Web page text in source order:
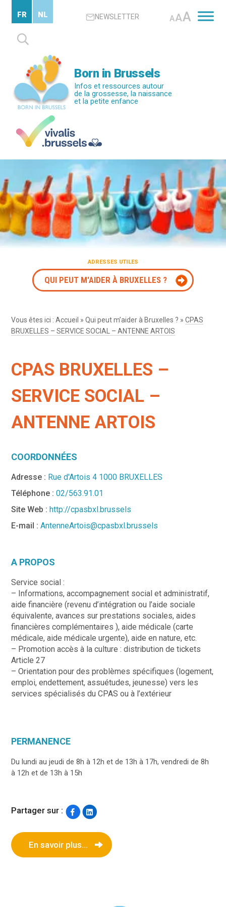
contenu
principal
NEWSLETTER AAA
Rechercher :
FR NL
Born in Brussels
Infos et ressources autour
de la grossesse, la naissance
et la petite enfance
ADRESSES UTILES
QUI PEUT M'AIDER À BRUXELLES ?
Vous êtes ici :Accueil »Qui peut m’aider à Bruxelles ? »CPAS
BRUXELLES – SERVICE SOCIAL – ANTENNE ARTOIS
CPAS BRUXELLES –
SERVICE SOCIAL –
ANTENNE ARTOIS
COORDONNÉES
Adresse : Rue d'Artois 4 1000 BRUXELLES
Téléphone :02/563.91.01
Site Web : http://cpasbxl.brussels
E-mail : AntenneArtois@cpasbxl.brussels
A PROPOS
Service social :
– Informations, accompagnement social et administratif,
aide financière (revenu d’intégration ou l’aide sociale
équivalente, avances sur prestations sociales, aides
financières complémentaires ), aide médicale (carte
médicale, aide médicale urgente), aide en nature, etc.
– Promotion accès à la culture : distribution de tickets
Article 27
– Orientation pour des problèmes spécifiques (logement,
emploi, endettement, assuétudes, jeunesse) vers les
services spécialisés du CPAS ou à l’extérieur
PERMANENCE
Du lundi au jeudi de 8h à 12h et de 13h à 17h, vendredi de 8h
à 12h et de 13h à 15h
Partager sur :
En savoir plus...